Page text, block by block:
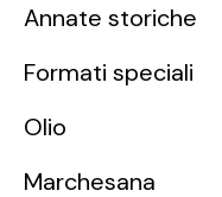
Annate storiche
Formati speciali
Olio
Marchesana